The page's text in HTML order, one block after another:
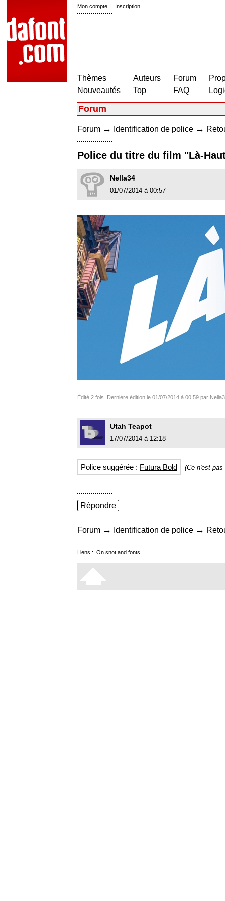
Mon compte | Inscription
Thèmes
Nouveautés
Auteurs
Top
Forum
FAQ
Forum
Forum → Identification de police →
Police du titre du film "Là-
Nella34
01/07/2014 à 00:57
Édité 2 fois. Dernière édition le 01/07/2014 à 00:59 par
Utah Teapot
17/07/2014 à 12:18
Police suggérée : Futura Bold (Ce n'est pas
Répondre
Forum → Identification de police →
Liens : On snot and fonts